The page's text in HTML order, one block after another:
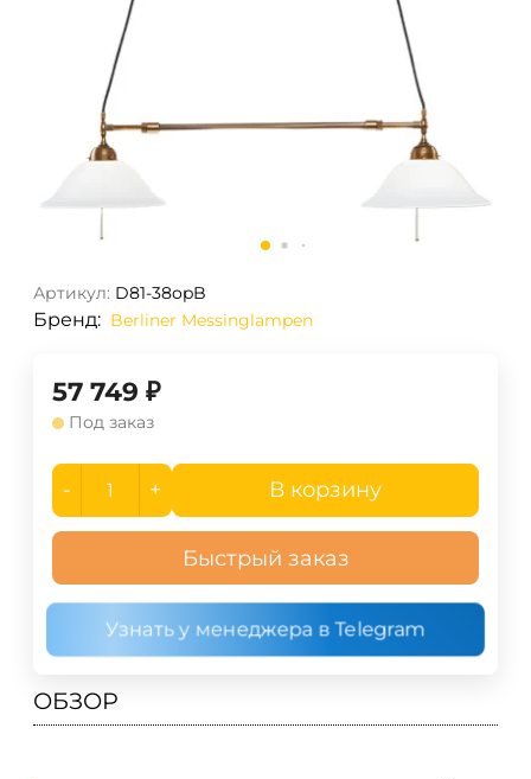
Артикул: D81-38opB
Бренд: Berliner Messinglampen
57 749 ₽
Под заказ
- + В корзину
Быстрый заказ
Узнать у менеджера в Telegram
ОБЗОР